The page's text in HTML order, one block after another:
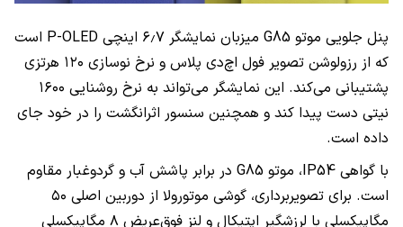
پنل جلویی موتو G85 میزبان نمایشگر ۶٫۷ اینچی P-OLED است
که از رزولوشن تصویر فول اچ‌دی پلاس و نرخ نوسازی ۱۲۰ هرتزی
پشتیبانی می‌کند. این نمایشگر می‌تواند به نرخ روشنایی ۱۶۰۰
نیتی دست پیدا کند و همچنین سنسور اثرانگشت را در خود جای
داده است.
با گواهی IP54، موتو G85 در برابر پاشش آب و گردوغبار مقاوم
است. برای تصویربرداری، گوشی موتورولا از دوربین اصلی ۵۰
مگاپیکسلی با لرزشگیر اپتیکال و لنز فوق‌عریض ۸ مگاپیکسلی